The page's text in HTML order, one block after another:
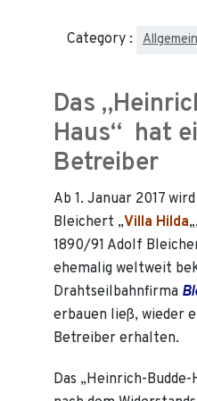
Category : Allgemein
Das
Haus“ hat
Betreiber
Ab 1. Januar 2017
Bleichert „Villa Hilda
1890/91 Adolf
ehemalig weltweit
Drahtseilbahnfirma
erbauen ließ, wieder
Betreiber erhalten.
Das „Heinrich-Budde-